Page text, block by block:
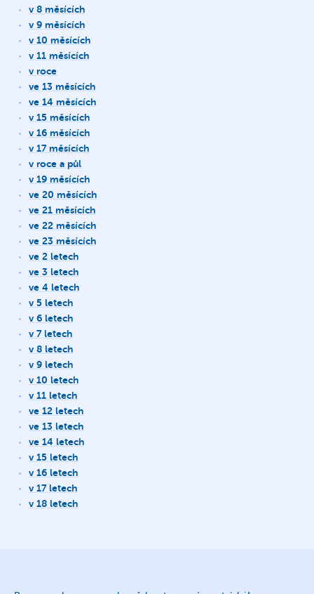
v 8 měsících
v 9 měsících
v 10 měsících
v 11 měsících
v roce
ve 13 měsících
ve 14 měsících
v 15 měsících
v 16 měsících
v 17 měsících
v roce a půl
v 19 měsících
ve 20 měsících
ve 21 měsících
ve 22 měsících
ve 23 měsících
ve 2 letech
ve 3 letech
ve 4 letech
v 5 letech
v 6 letech
v 7 letech
v 8 letech
v 9 letech
v 10 letech
v 11 letech
ve 12 letech
ve 13 letech
ve 14 letech
v 15 letech
v 16 letech
v 17 letech
v 18 letech